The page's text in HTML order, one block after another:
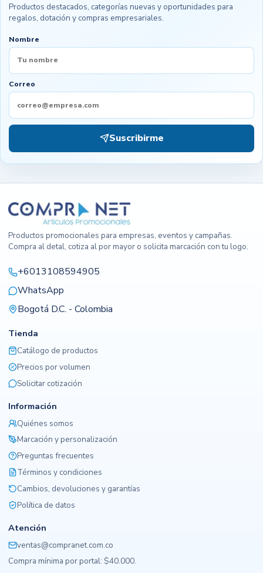
Productos destacados, categorías nuevas y oportunidades para
regalos, dotación y compras empresariales.
Nombre
Correo
Suscribirme
Productos promocionales para empresas, eventos y campañas.
Compra al detal, cotiza al por mayor o solicita marcación con tu logo.
+6013108594905
WhatsApp
Bogotá D.C. - Colombia
Tienda
Catálogo de productos
Precios por volumen
Solicitar cotización
Información
Quiénes somos
Marcación y personalización
Preguntas frecuentes
Términos y condiciones
Cambios, devoluciones y garantías
Política de datos
Atención
ventas@compranet.com.co
Compra mínima por portal: $40.000.